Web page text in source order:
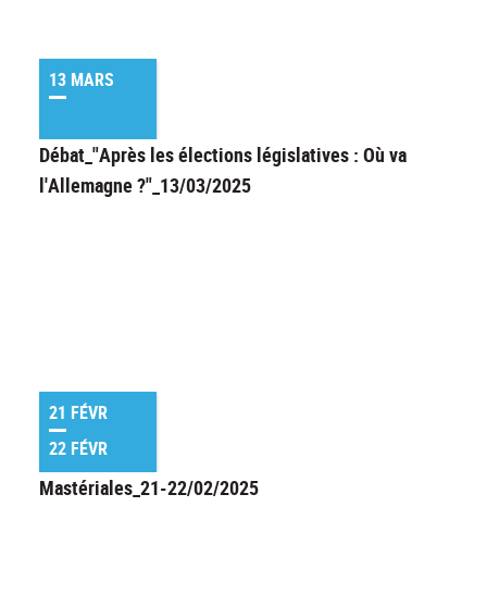
13 MARS
Débat_"Après les élections législatives : Où va
l'Allemagne ?"_13/03/2025
21 FÉVR
22 FÉVR
Mastériales_21-22/02/2025